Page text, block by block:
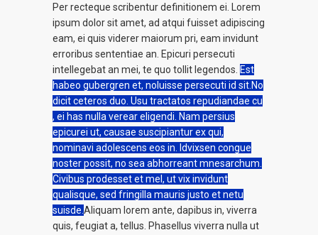
Per recteque scribentur definitionem ei. Lorem
ipsum dolor sit amet, ad atqui fuisset adipiscing
eam, ei quis viderer maiorum pri, eam invidunt
erroribus sententiae an. Epicuri persecuti
intellegebat an mei, te quo tollit legendos. Est
habeo gubergren et, noluisse persecuti id sit.No
dicit ceteros duo. Usu tractatos repudiandae cu
, ei has nulla verear eligendi. Nam persius
epicurei ut, causae suscipiantur ex qui,
nominavi adolescens eos in. Idvixsen congue
noster possit, no sea abhorreant mnesarchum.
Civibus prodesset et mel, ut vix invidunt
qualisque, sed fringilla mauris justo et netu
suisde. Aliquam lorem ante, dapibus in, viverra
quis, feugiat a, tellus. Phasellus viverra nulla ut